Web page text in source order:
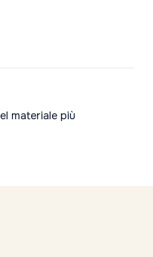
materiale più